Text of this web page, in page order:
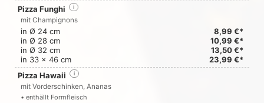
Pizza Funghi
i
mit Champignons
in Ø 24 cm
8,99 €*
in Ø 28 cm
10,99 €*
in Ø 32 cm
13,50 €*
in 33 x 46 cm
23,99 €*
Pizza Hawaii
i
mit Vorderschinken, Ananas
• enthällt Formfleisch